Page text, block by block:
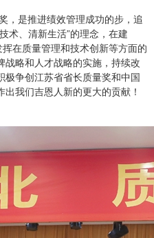
，是推进绩效管理成功的步，追
术、清新生活”的理念，在建
在质量管理和技术创新等方面的
略和人才战略的实施，持续改
争创江苏省省长质量奖和中国
我们吉恩人新的更大的贡献！